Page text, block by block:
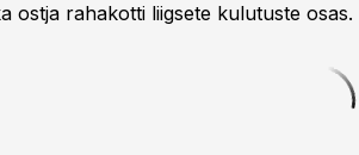
ostja rahakotti liigsete kulutuste osas.